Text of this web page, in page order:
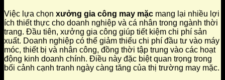
Việc lựa chọn xưởng gia công may mặc mang lại nhiều lợi
ích thiết thực cho doanh nghiệp và cá nhân trong ngành thời
trang. Đầu tiên, xưởng gia công giúp tiết kiệm chi phí sản
xuất. Doanh nghiệp có thể giảm thiểu chi phí đầu tư vào máy
móc, thiết bị và nhân công, đồng thời tập trung vào các hoạt
động kinh doanh chính. Điều này đặc biệt quan trọng trong
bối cảnh cạnh tranh ngày càng tăng của thị trường may mặc.